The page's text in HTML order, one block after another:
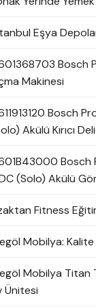
Eşya
Bosch
Makinesi
Bosch
Akülü Kırıcı
Bosch
(Solo) Akülü
Fitness
Mobilya:
Mobilya Titan
Ünitesi